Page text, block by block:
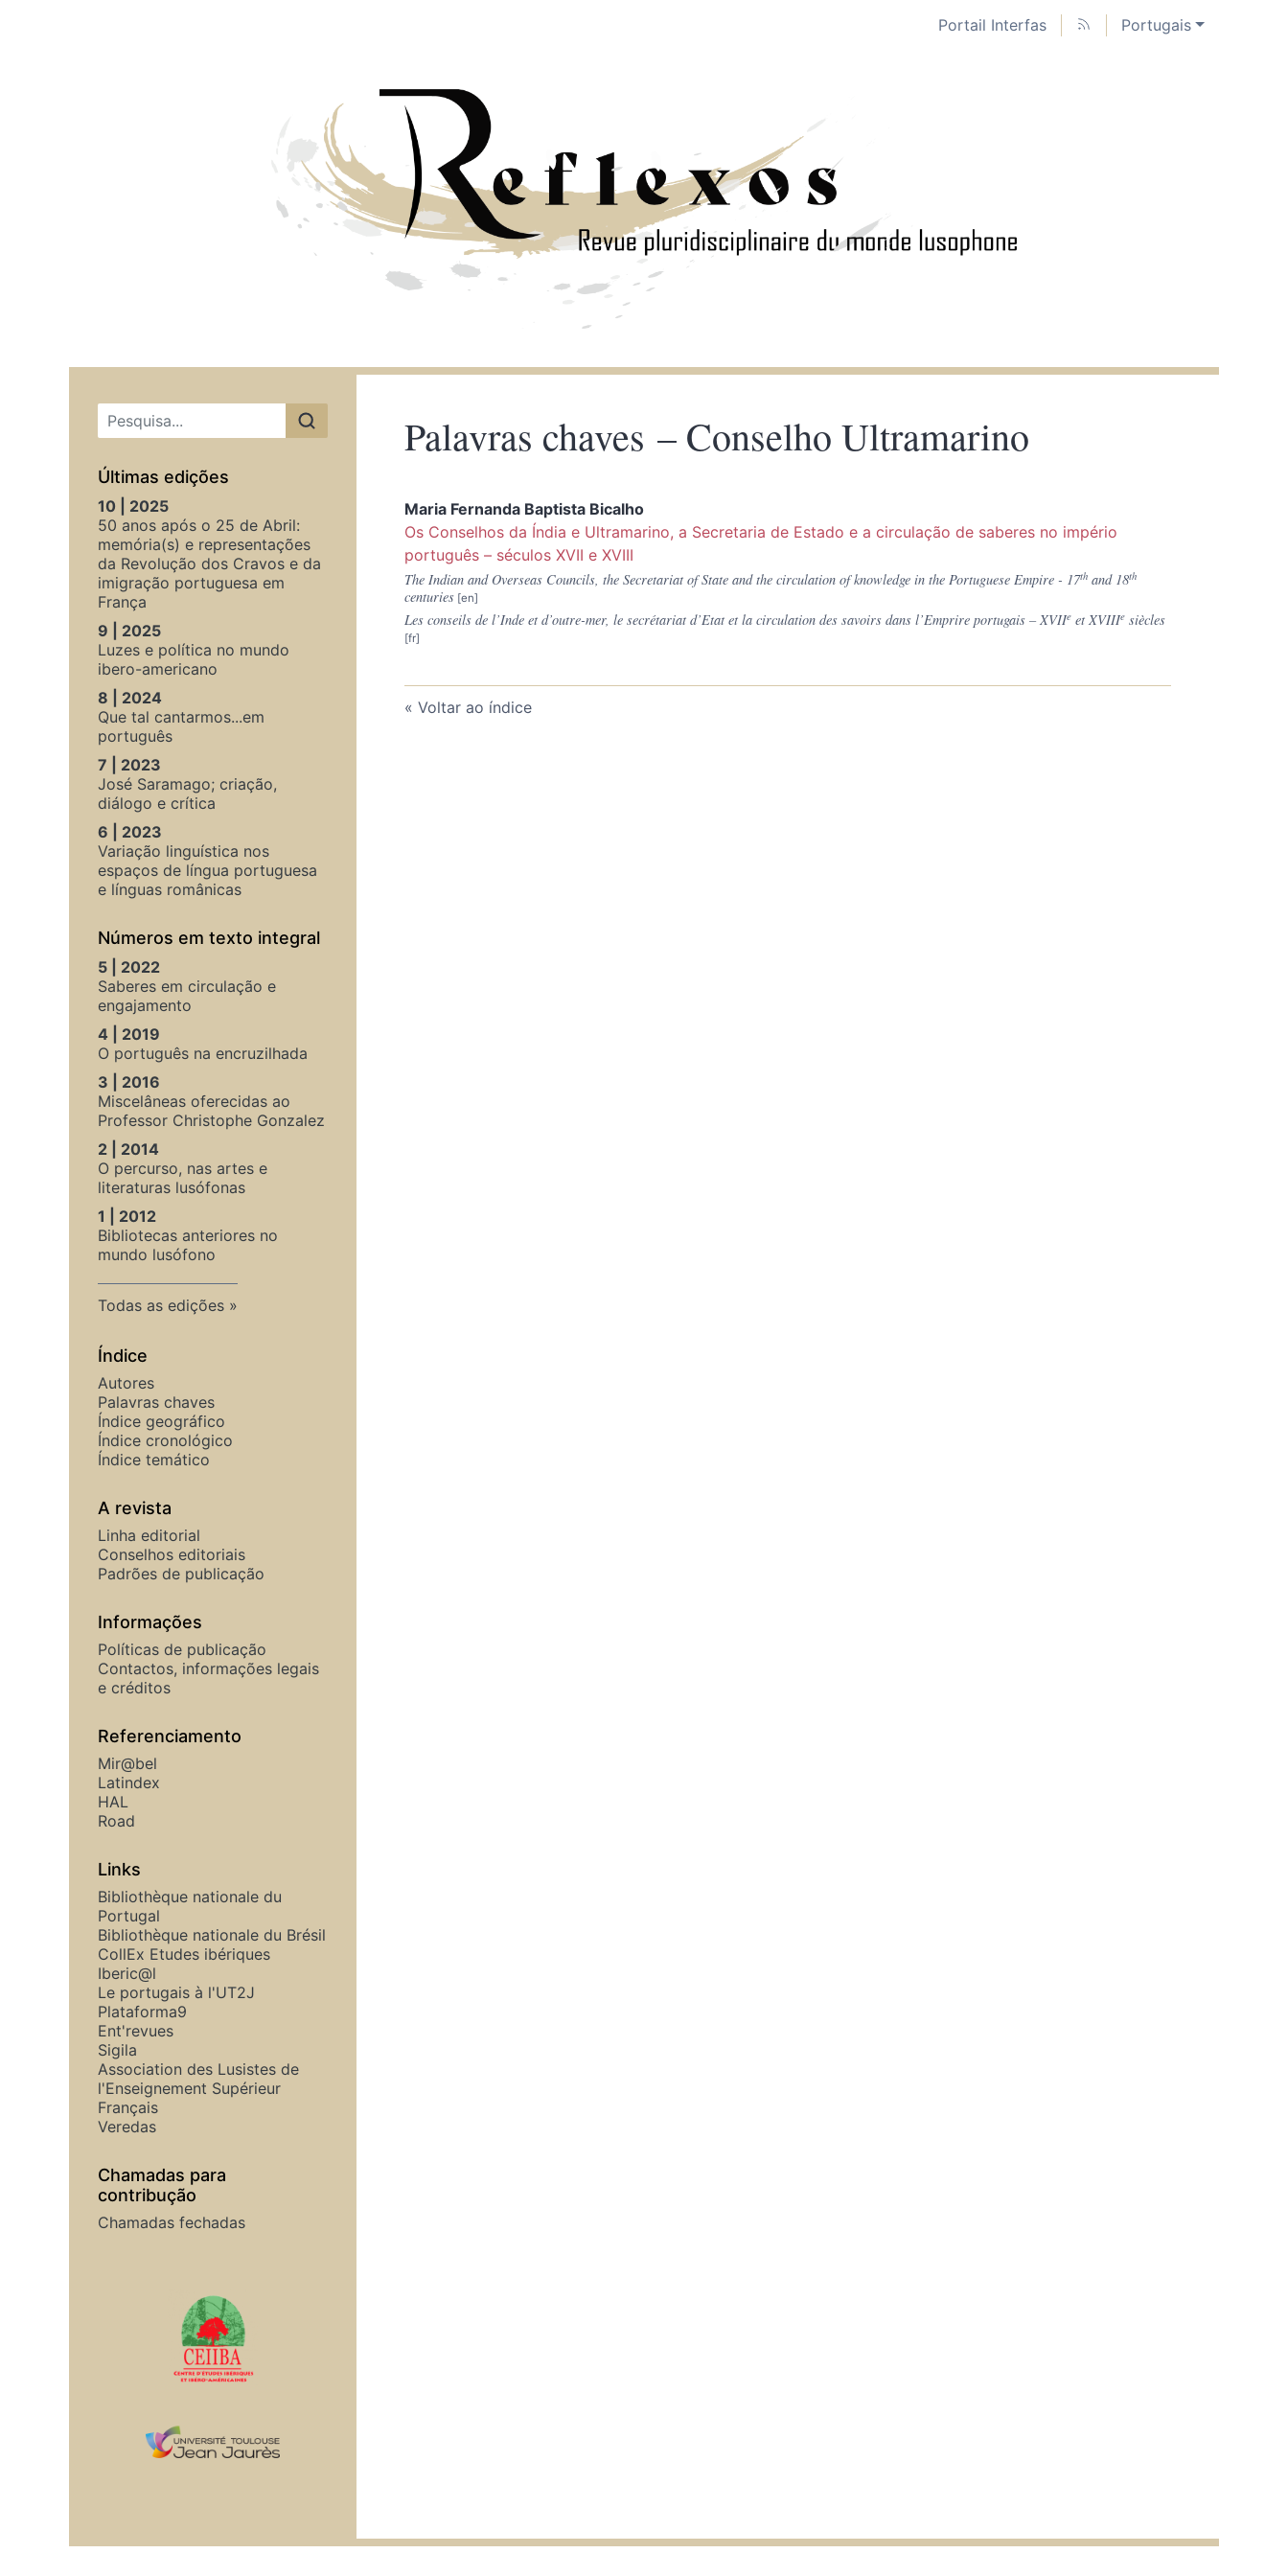
Portail Interfas Portugais
Menu principal
Últimas edições
10 | 2025
50 anos após o 25 de Abril:
memória(s) e representações
da Revolução dos Cravos e da
imigração portuguesa em
França
9 | 2025
Luzes e política no mundo
ibero-americano
8 | 2024
Que tal cantarmos...em
português
7 | 2023
José Saramago; criação,
diálogo e crítica
6 | 2023
Variação linguística nos
espaços de língua portuguesa
e línguas românicas
Números em texto integral
5 | 2022
Saberes em circulação e
engajamento
4 | 2019
O português na encruzilhada
3 | 2016
Miscelâneas oferecidas ao
Professor Christophe Gonzalez
2 | 2014
O percurso, nas artes e
literaturas lusófonas
1 | 2012
Bibliotecas anteriores no
mundo lusófono
Todas as edições
Índice
Autores
Palavras chaves
Índice geográfico
Índice cronológico
Índice temático
A revista
Linha editorial
Conselhos editoriais
Padrões de publicação
Informações
Políticas de publicação
Contactos, informações legais
e créditos
Referenciamento
Mir@bel
Latindex
HAL
Road
Links
Bibliothèque nationale du
Portugal
Bibliothèque nationale du Brésil
CollEx Etudes ibériques
Iberic@l
Le portugais à l'UT2J
Plataforma9
Ent'revues
Sigila
Association des Lusistes de
l'Enseignement Supérieur
Français
Veredas
Chamadas para
contribução
Chamadas fechadas
Em colaboração com
Palavras chaves – Conselho Ultramarino
Maria Fernanda Baptista Bicalho
Os Conselhos da Índia e Ultramarino, a Secretaria de Estado e a circulação de saberes no império
português – séculos XVII e XVIII
The Indian and Overseas Councils, the Secretariat of State and the circulation of knowledge in the Portuguese Empire - 17th and 18th
centuries
Les conseils de l’Inde et d’outre-mer, le secrétariat d’Etat et la circulation des savoirs dans l’Emprire portugais – XVIIe et XVIIIe siècles
Voltar ao índice